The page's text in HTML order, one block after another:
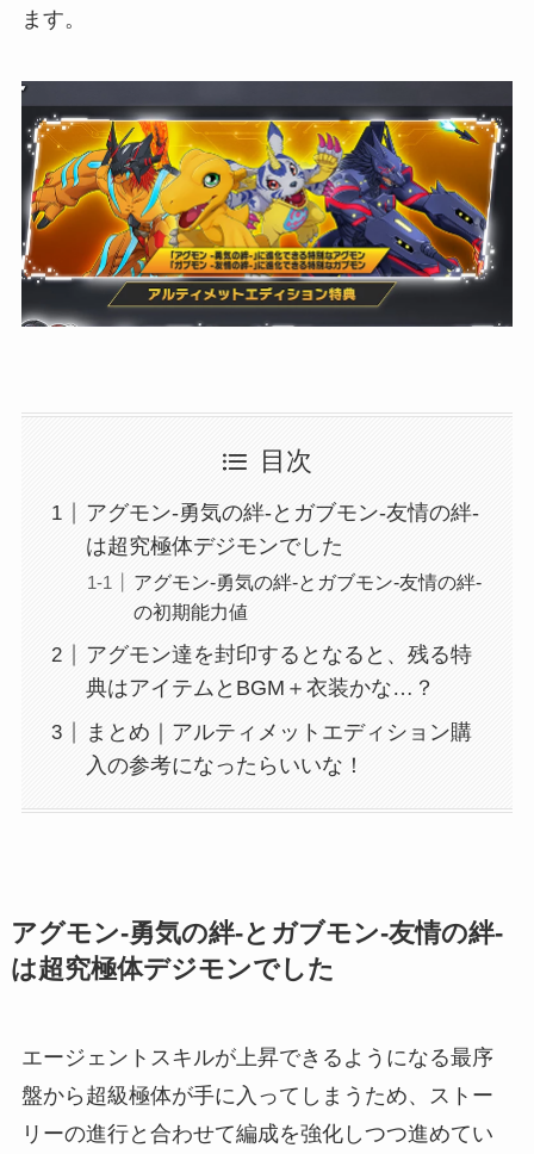
ます。
目次
アグモン-勇気の絆-とガブモン-友情の絆-
は超究極体デジモンでした
アグモン-勇気の絆-とガブモン-友情の絆-
の初期能力値
アグモン達を封印するとなると、残る特
典はアイテムとBGM＋衣装かな…？
まとめ｜アルティメットエディション購
入の参考になったらいいな！
アグモン-勇気の絆-とガブモン-友情の絆-
は超究極体デジモンでした
エージェントスキルが上昇できるようになる最序
盤から超級極体が手に入ってしまうため、ストー
リーの進行と合わせて編成を強化しつつ進めてい